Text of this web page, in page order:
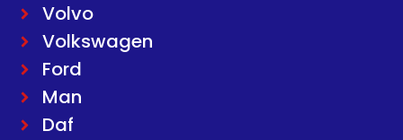
Volvo
Volkswagen
Ford
Man
Daf